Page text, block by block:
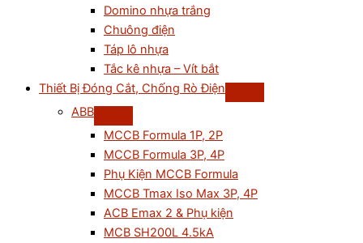
Domino nhựa trắng
Chuông điện
Táp lô nhựa
Tắc kê nhựa – Vít bắt
Thiết Bị Đóng Cắt, Chống Rò Điện
ABB
MCCB Formula 1P, 2P
MCCB Formula 3P, 4P
Phụ Kiện MCCB Formula
MCCB Tmax Iso Max 3P, 4P
ACB Emax 2 & Phụ kiện
MCB SH200L 4.5kA